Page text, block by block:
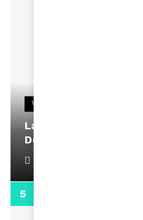
VIDEOS
La rubrique santé
Docteur Makanda